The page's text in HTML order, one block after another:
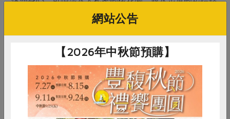
在北新路福德宮的巷內，這段溪水旁仍有農田。往下游方
向走，經過萬坪公園步道，主流與支流匯合，此處正是生
田溪人文生態導覽活動，迴響熱烈。
網站公告
【2026年中秋節預購】